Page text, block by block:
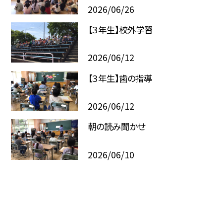
2026/06/26
【３年生】校外学習
2026/06/12
【３年生】歯の指導
2026/06/12
朝の読み聞かせ
2026/06/10